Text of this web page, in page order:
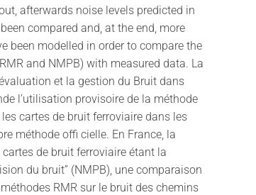
afterwards noise levels predicted in
compared and, at the end, more
been modelled in order to compare the
and NMPB) with measured data. La
et la gestion du Bruit dans
l’utilisation provisoire de la méthode
cartes de bruit ferroviaire dans les
méthode offi cielle. En France, la
de bruit ferroviaire étant la
du bruit” (NMPB), une comparaison
RMR sur le bruit des chemins